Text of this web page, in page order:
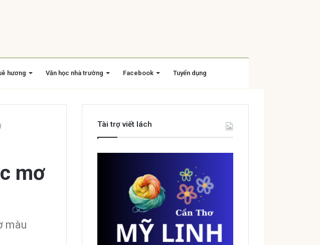
hương Văn học nhà trường Facebook Tuyển dụng
mơ
màu
Tài trợ viết lách